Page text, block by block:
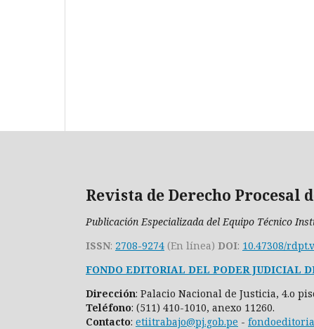
Revista de Derecho Procesal
Publicación Especializada del Equipo Técnico
ISSN: 2708-9274 (En línea) DOI: 10.47308/
FONDO EDITORIAL DEL PODER JUDICIAL
Dirección: Palacio Nacional de Justicia, 4.o
Teléfono: (511) 410-1010, anexo 11260.
Contacto: etiitrabajo@pj.gob.pe -